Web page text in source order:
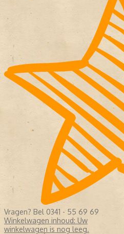
Vragen? Bel 0341 - 55 69 69
Winkelwagen inhoud: Uw
winkelwagen is nog leeg.